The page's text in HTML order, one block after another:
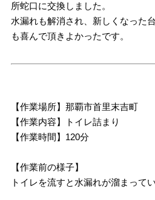
所蛇口に交換しました。
水漏れも解消され、新しくなった
も喜んで頂きよかったです。
【作業場所】那覇市首里末吉町
【作業内容】トイレ詰まり
【作業時間】120分
【作業前の様子】
トイレを流すと水漏れが溜まって